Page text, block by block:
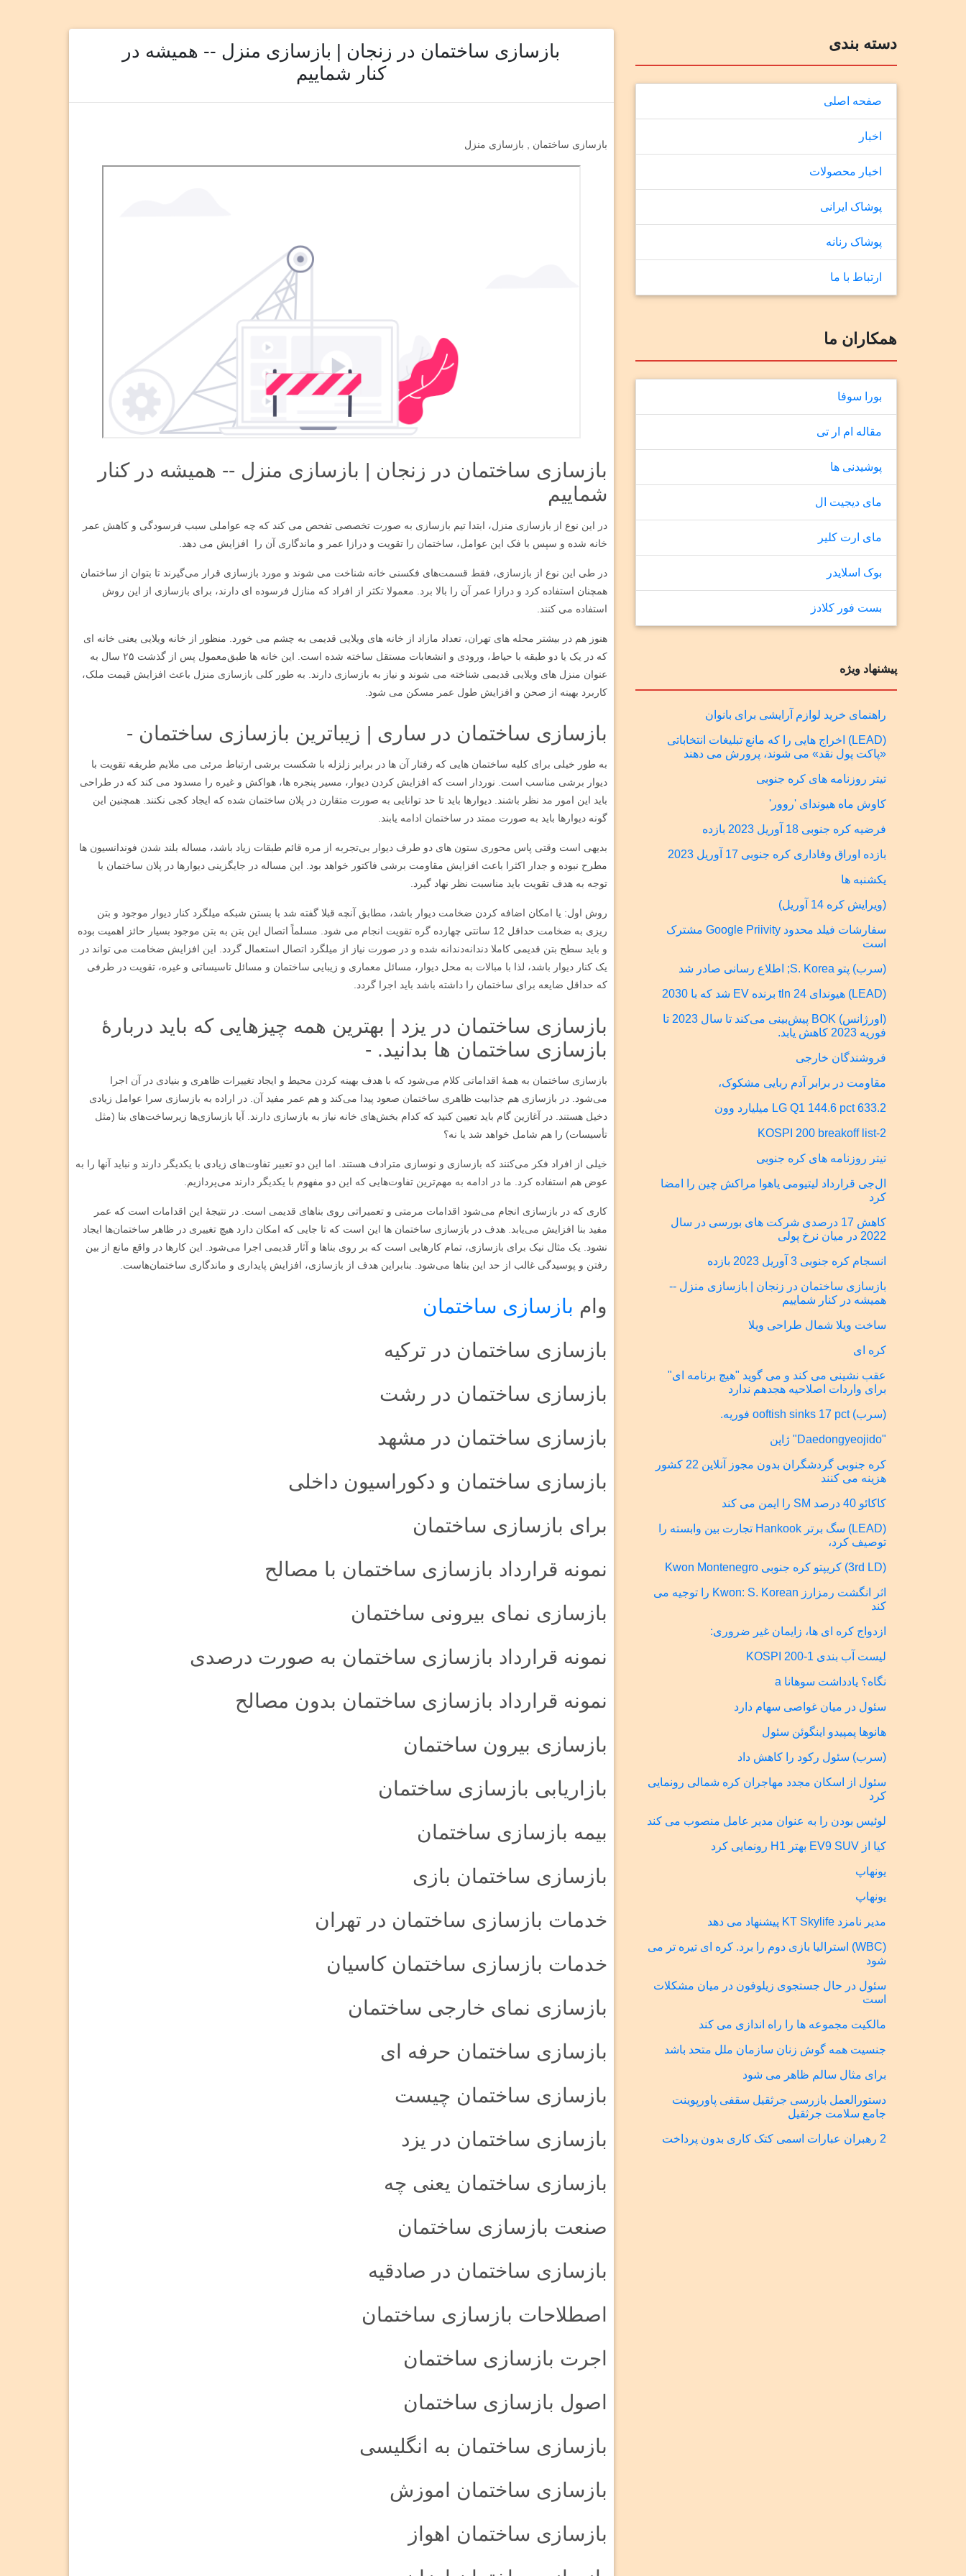
دسته بندی
صفحه اصلی
اخبار
اخبار محصولات
پوشاک ایرانی
پوشاک رنانه
ارتباط با ما
همکاران ما
بورا سوفا
مقاله ام ار تی
پوشیدنی ها
مای دیجیت ال
مای ارت کلیر
بوک اسلایدر
بست فور کلادز
پیشنهاد ویژه
راهنمای خرید لوازم آرایشی برای بانوان
(LEAD) اخراج هایی را که مانع تبلیغات انتخاباتی
«پاکت پول نقد» می شوند، پرورش می دهند
تیتر روزنامه های کره جنوبی
کاوش ماه هیوندای 'روور'
فرضیه کره جنوبی 18 آوریل 2023 بازده
بازده اوراق وفاداری کره جنوبی 17 آوریل 2023
یکشنبه ها
(ویرایش کره 14 آوریل)
سفارشات فیلد محدود Google Priivity مشترک
است
(سرب) پتو S. Korea; اطلاع رسانی صادر شد
(LEAD) هیوندای 24 tln برنده EV شد که با 2030
(اورژانس) BOK پیش‌بینی می‌کند تا سال 2023 تا
فوریه 2023 کاهش یابد.
فروشندگان خارجی
مقاومت در برابر آدم ربایی مشکوک،
LG Q1 144.6 pct 633.2 میلیارد وون
KOSPI 200 breakoff list-2
تیتر روزنامه های کره جنوبی
ال‌جی قرارداد لیتیومی یاهوا مراکش چین را امضا
کرد
کاهش 17 درصدی شرکت های بورسی در سال
2022 در میان نرخ پولی
انسجام کره جنوبی 3 آوریل 2023 بازده
بازسازی ساختمان در زنجان | بازسازی منزل --
همیشه در کنار شماییم
ساخت ویلا شمال طراحی ویلا
کره ای
عقب نشینی می کند و می گوید "هیچ برنامه ای"
برای واردات اصلاحیه هجدهم ندارد
(سرب) ooftish sinks 17 pct فوریه.
"Daedongyeojido" ژاپن
کره جنوبی گردشگران بدون مجوز آنلاین 22 کشور
هزینه می کنند
کاکائو 40 درصد SM را ایمن می کند
(LEAD) سگ برتر Hankook تجارت بین وابسته را
توصیف کرد،
(3rd LD) کریپتو کره جنوبی Kwon Montenegro
اثر انگشت رمزارز Kwon: S. Korean را توجیه می
کند
ازدواج کره ای ها، زایمان غیر ضروری:
لیست آب بندی KOSPI 200-1
نگاه؟ یادداشت سوهانا a
سئول در میان غواصی سهام دارد
هانوها پمپیدو اینگوئن سئول
(سرب) سئول رکود را کاهش داد
سئول از اسکان مجدد مهاجران کره شمالی رونمایی
کرد
لوئیس بودن را به عنوان مدیر عامل منصوب می کند
کیا از EV9 SUV بهتر H1 رونمایی کرد
یونهاپ
یونهاپ
مدیر نامزد KT Skylife پیشنهاد می دهد
(WBC) استرالیا بازی دوم را برد. کره ای تیره تر می
شود
سئول در حال جستجوی زیلوفون در میان مشکلات
است
مالکیت مجموعه ها را راه اندازی می کند
جنسیت همه گوش زنان سازمان ملل متحد باشد
برای مثال سالم ظاهر می شود
دستورالعمل بازرسی جرثقیل سقفی پاورپوینت
جامع سلامت جرثقیل
2 رهبران عبارات اسمی کتک کاری بدون پرداخت
بازسازی ساختمان در زنجان | بازسازی منزل -- همیشه در
کنار شماییم
بازسازی ساختمان , بازسازی منزل
بازسازی ساختمان در زنجان | بازسازی منزل -- همیشه در کنار
شماییم
در این نوع از بازسازی منزل، ابتدا تیم بازسازی به صورت تخصصی تفحص می ‌کند که چه عواملی سبب فرسودگی و کاهش عمر
خانه شده و سپس با فک این عوامل، ساختمان را تقویت و درازا عمر و ماندگاری آن را افزایش می ‌دهد.
در طی این نوع از بازسازی، فقط قسمت‌های فکسنی خانه شناخت می ‌شوند و مورد بازسازی قرار می‌گیرند تا بتوان از ساختمان
همچنان استفاده کرد و درازا عمر آن را بالا برد. معمولا تکثر از افراد که منازل فرسوده‌ ای دارند، برای بازسازی از این روش
استفاده می‌ کنند.
هنوز هم در بیشتر محله های تهران، تعداد مازاد از خانه های ویلایی قدیمی به چشم می خورد. منظور از خانه ویلایی یعنی خانه ای
که در یک یا دو طبقه با حیاط، ورودی و انشعابات مستقل ساخته شده است. این خانه ها طبق‌معمول پس از گذشت ۲۵ سال به
عنوان منزل های ویلایی قدیمی شناخته می شوند و نیاز به بازسازی دارند. به طور کلی بازسازی منزل باعث افزایش قیمت ملک،
کاربرد بهینه از صحن و افزایش طول عمر مسکن می شود.
بازسازی ساختمان در ساری | زیباترین بازسازی ساختمان -
به طور خیلی برای کلیه ساختمان هایی که رفتار آن ها در برابر زلزله با شکست برشی ارتباط مرئی می ملایم طریقه تقویت با
دیوار برشی مناسب است. نوردار است که افزایش کردن دیوار، مسیر پنجره ها، هواکش و غیره را مسدود می کند که در طراحی
باید این امور مد نظر باشند. دیوارها باید تا حد توانایی به صورت متقارن در پلان ساختمان شده که ایجاد کجی نکنند. همچنین این
گونه دیوارها باید به صورت ممتد در ساختمان ادامه یابند.
بدیهی است وقتی پاس محوری ستون های دو طرف دیوار بی‌تجربه از مره قائم طبقات زیاد باشد، مساله بلند شدن فوندانسیون ها
مطرح نبوده و جدار اکثرا باعث افزایش مقاومت برشی فاکتور خواهد بود. این مساله در جایگزینی دیوارها در پلان ساختمان با
توجه به هدف تقویت باید مناسبت نظر نهاد گیرد.
روش اول: یا امکان اضافه کردن ضخامت دیوار باشد، مطابق آنچه قبلا گفته شد با بستن شبکه میلگرد کنار دیوار موجود و بتن
ریزی به ضخامت حداقل 12 سانتی چهارده گره تقویت انجام می شود. مسلماً اتصال این بتن به بتن موجود بسیار حائز اهمیت بوده
و باید سطح بتن قدیمی کاملا دندانه‌دندانه شده و در صورت نیاز از میلگرد اتصال استعمال گردد. این افزایش ضخامت می تواند در
یک کنار دیوار باشد، لذا با مبالات به محل دیوار، مسائل معماری و زیبایی ساختمان و مسائل تاسیساتی و غیره، تقویت در طرفی
که حداقل ضایعه برای ساختمان را داشته باشد باید اجرا گردد.
بازسازی ساختمان در یزد | بهترین همه چیزهایی که باید دربارۀ
بازسازی ساختمان ها بدانید. -
بازسازی ساختمان به همۀ اقداماتی کلام می‌شود که با هدف بهینه کردن محیط و ایجاد تغییرات ظاهری و بنیادی در آن اجرا
می‌شود. در بازسازی هم جذابیت ظاهری ساختمان صعود پیدا می‌کند و هم عمر مفید آن. در اراده به بازسازی سرا عوامل زیادی
دخیل هستند. در آغازین گام باید تعیین کنید که کدام بخش‌های خانه نیاز به بازسازی دارند. آیا بازسازی‌ها زیرساخت‌های بنا (مثل
تأسیسات) را هم شامل خواهد شد یا نه؟
خیلی از افراد فکر می‌کنند که بازسازی و نوسازی مترادف هستند. اما این دو تعبیر تفاوت‌های زیادی با یکدیگر دارند و نباید آنها را به
عوض هم استفاده کرد. ما در ادامه به مهم‌ترین تفاوت‌هایی که این دو مفهوم با یکدیگر دارند می‌پردازیم.
کاری که در بازسازی انجام می‌شود اقدامات مرمتی و تعمیراتی روی بناهای قدیمی است. در نتیجۀ این اقدامات است که عمر
مفید بنا افزایش می‌یابد. هدف در بازسازی ساختمان ‌ها این است که تا جایی که امکان دارد هیچ تغییری در ظاهر ساختمان‌ها ایجاد
نشود. یک مثال نیک برای بازسازی، تمام کارهایی است که بر روی بناها و آثار قدیمی اجرا می‌شود. این کارها در واقع مانع از بین
رفتن و پوسیدگی غالب از حد این بناها می‌شود. بنابراین هدف از بازسازی، افزایش پایداری و ماندگاری ساختمان‌هاست.
وام بازسازی ساختمان
بازسازی ساختمان در ترکیه
بازسازی ساختمان در رشت
بازسازی ساختمان در مشهد
بازسازی ساختمان و دکوراسیون داخلی
برای بازسازی ساختمان
نمونه قرارداد بازسازی ساختمان با مصالح
بازسازی نمای بیرونی ساختمان
نمونه قرارداد بازسازی ساختمان به صورت درصدی
نمونه قرارداد بازسازی ساختمان بدون مصالح
بازسازی بیرون ساختمان
بازاریابی بازسازی ساختمان
بیمه بازسازی ساختمان
بازسازی ساختمان بازی
خدمات بازسازی ساختمان در تهران
خدمات بازسازی ساختمان کاسیان
بازسازی نمای خارجی ساختمان
بازسازی ساختمان حرفه ای
بازسازی ساختمان چیست
بازسازی ساختمان در یزد
بازسازی ساختمان یعنی چه
صنعت بازسازی ساختمان
بازسازی ساختمان در صادقیه
اصطلاحات بازسازی ساختمان
اجرت بازسازی ساختمان
اصول بازسازی ساختمان
بازسازی ساختمان به انگلیسی
بازسازی ساختمان اموزش
بازسازی ساختمان اهواز